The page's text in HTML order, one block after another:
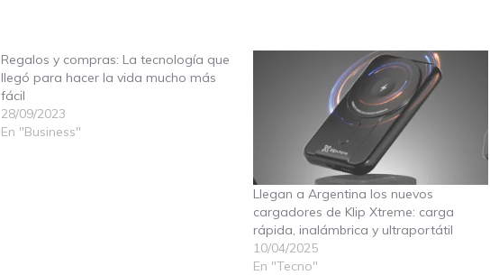
Regalos y compras: La tecnología que
llegó para hacer la vida mucho más
fácil
28/09/2023
En "Business"
Llegan a Argentina los nuevos
cargadores de Klip Xtreme: carga
rápida, inalámbrica y ultraportátil
10/04/2025
En "Tecno"